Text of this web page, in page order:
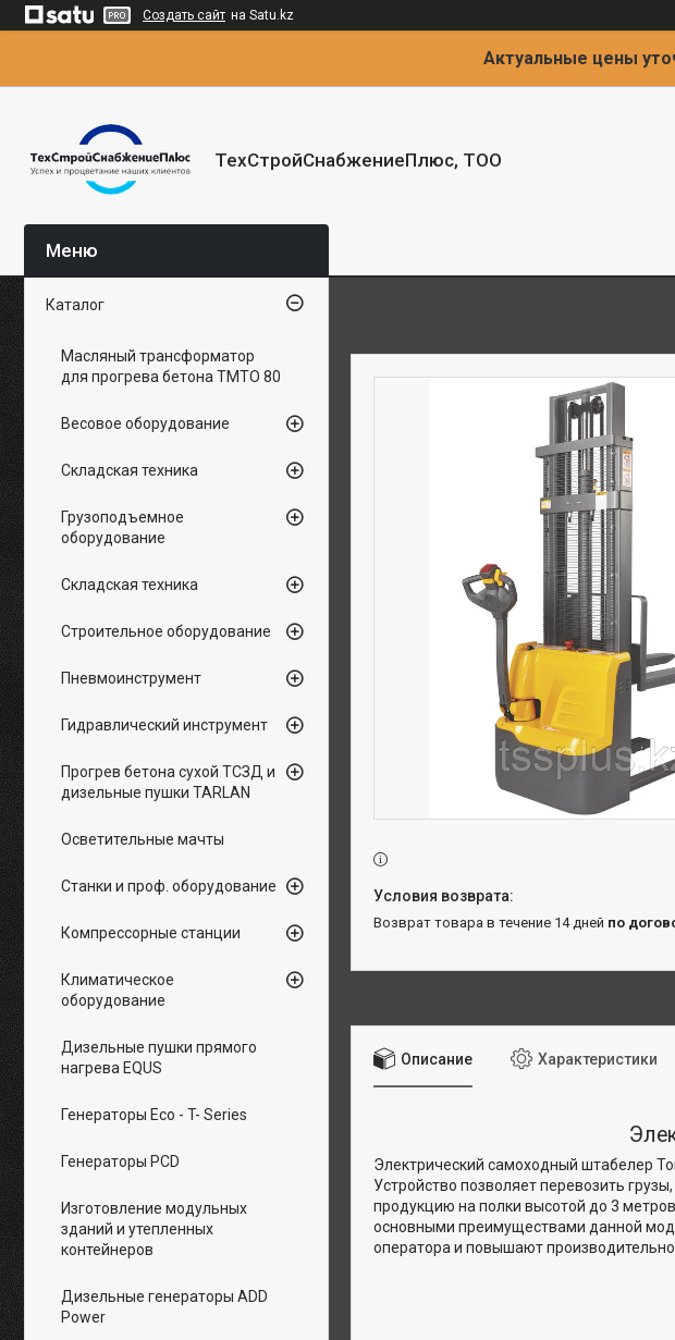
Создать сайт на Satu.kz
Актуальные цены
ТехСтройСнабжениеПлюс, ТОО
возврат товара в течение 14 дней по
Описание Характеристики
Электрический самоходный штабелер
Устройство позволяет перевозить
продукцию на полки высотой до 3
основными преимуществами данной
оператора и повышают
Каталог
Масляный трансформатор
для прогрева бетона ТМТО 80
Весовое оборудование
Складская техника
Грузоподъемное
оборудование
Складская техника
Строительное оборудование
Пневмоинструмент
Гидравлический инструмент
Прогрев бетона сухой ТСЗД и
дизельные пушки TARLAN
Осветительные мачты
Станки и проф. оборудование
Компрессорные станции
Климатическое
оборудование
Дизельные пушки прямого
нагрева EQUS
Генераторы Eco - T- Series
Генераторы PCD
Изготовление модульных
зданий и утепленных
контейнеров
Дизельные генераторы ADD
Power